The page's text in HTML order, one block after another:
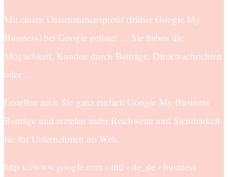
Mit einem Unternehmensprofil (früher Google My
Business) bei Google gelistet … Sie haben die
Möglichkeit, Kunden durch Beiträge, Direktnachrichten
oder …
Erstellen auch Sie ganz einfach Google My Business
Beiträge und erzielen mehr Reichweite und Sichtbarkeit
für Ihr Unternehmen im Web.
http s://www.google.com › intl › de_de › business